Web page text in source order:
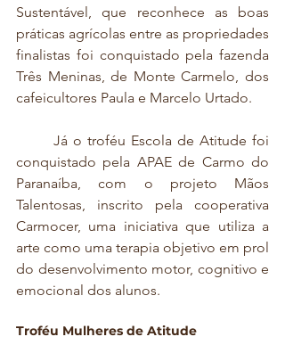
Sustentável, que reconhece as boas
práticas agrícolas entre as propriedades
finalistas foi conquistado pela fazenda
Três Meninas, de Monte Carmelo, dos
cafeicultores Paula e Marcelo Urtado.
conquistado pela APAE de Carmo do
Paranaíba, com o projeto Mãos
Talentosas, inscrito pela cooperativa
Carmocer, uma iniciativa que utiliza a
arte como uma terapia objetivo em prol
do desenvolvimento motor, cognitivo e
emocional dos alunos.
Troféu Mulheres de Atitude